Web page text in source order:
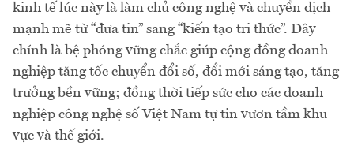
kinh tế lúc này là làm chủ công nghệ và chuyển dịch
mạnh mẽ từ “đưa tin” sang “kiến tạo tri thức”. Đây
chính là bệ phóng vững chắc giúp cộng đồng doanh
nghiệp tăng tốc chuyển đổi số, đổi mới sáng tạo, tăng
trưởng bền vững; đồng thời tiếp sức cho các doanh
nghiệp công nghệ số Việt Nam tự tin vươn tầm khu
vực và thế giới.